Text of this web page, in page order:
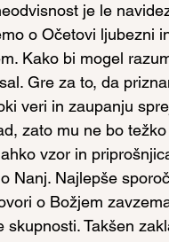
je le
o Očetovi ljubezni
Kako bi mogel
Gre za to, da
veri in zaupanju
zato mu ne bo
vzor in
Nanj. Najlepše
o Božjem
Takšen